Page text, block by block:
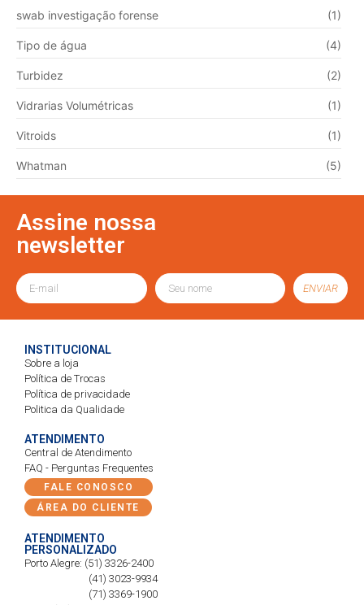
swab investigação forense (1)
Tipo de água (4)
Turbidez (2)
Vidrarias Volumétricas (1)
Vitroids (1)
Whatman (5)
Assine nossa
newsletter
ENVIAR
INSTITUCIONAL
Sobre a loja
Política de Trocas
Política de privacidade
Politica da Qualidade
ATENDIMENTO
Central de Atendimento
FAQ - Perguntas Frequentes
FALE CONOSCO
ÁREA DO CLIENTE
ATENDIMENTO
PERSONALIZADO
Porto Alegre: (51) 3326-2400
(41) 3023-9934
(71) 3369-1900